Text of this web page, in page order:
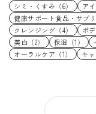
シミ・くすみ（6）
ア
健康サポート食品・サプリ
クレンジング（4）
ボ
美白（2）
保湿（1）
オーラルケア（1）
キ